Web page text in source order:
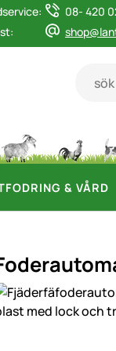
08- 420
& VÅRD